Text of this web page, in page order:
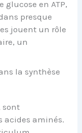
en ATP,
presque
jouent un rôle
un
la synthèse
sont
acides aminés.